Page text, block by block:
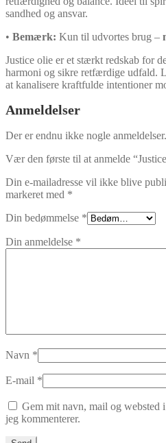
sandhed og ansvar.
• Bemærk: Kun til udvortes brug –
Justice olie er et stærkt redskab for
harmoni og sikre retfærdige udfald.
at kanalisere kraftfulde intentioner
Anmeldelser
Der er endnu ikke nogle anmeldelser.
Vær den første til at anmelde
Din e-mailadresse vil ikke blive
markeret med *
Din bedømmelse *
Din anmeldelse *
Navn *
E-mail *
Gem mit navn, mail og websted
jeg kommenterer.